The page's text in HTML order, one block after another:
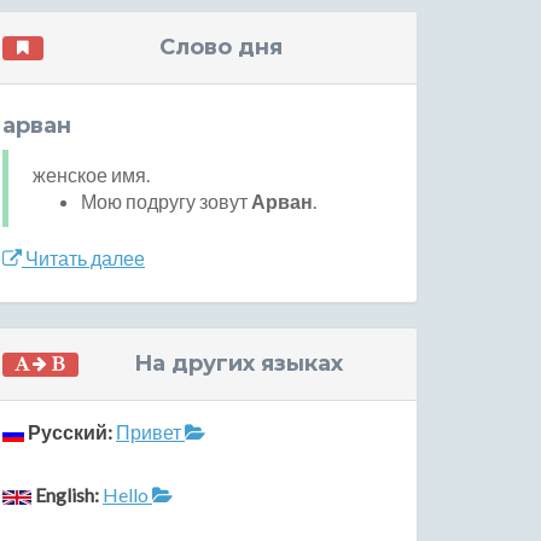
Слово дня
арван
женское имя.
Мою подругу зовут Арван.
Читать далее
На других языках
Русский: Привет
English: Hello